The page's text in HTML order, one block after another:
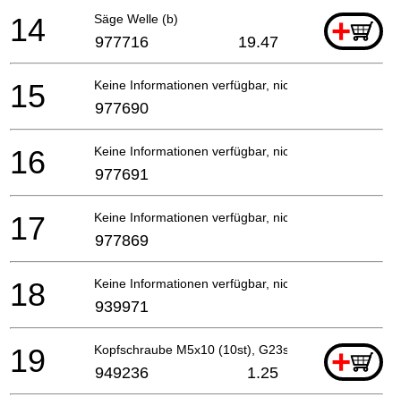
Säge Welle (b) +
14 977716 19.47
Keine Informationen verfügbar, nicht bestellbar
15 977690
Keine Informationen verfügbar, nicht bestellbar
16 977691
Keine Informationen verfügbar, nicht bestellbar
17 977869
Keine Informationen verfügbar, nicht bestellbar
18 939971
Kopfschraube M5x10 (10st), G23ss For Irl+
19 949236 1.25